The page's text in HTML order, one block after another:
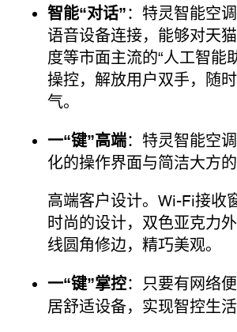
智能“对话”：特灵智能空
语音设备连接，能够对天
度等市面主流的“人工智能
操控，解放用户双手，随
气。
一“键”高端：特灵智能空
化的操作界面与简洁大方
高端客户设计。Wi-Fi接收
时尚的设计，双色亚克力
线圆角修边，精巧美观。
一“键”掌控：只要有网络
居舒适设备，实现智控生活